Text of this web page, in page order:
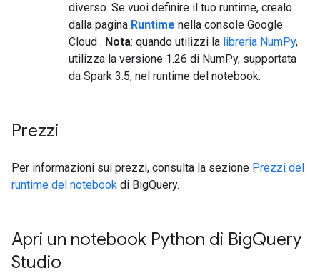
diverso. Se vuoi definire il tuo runtime, crealo
dalla pagina Runtime nella console Google
Cloud . Nota: quando utilizzi la libreria NumPy,
utilizza la versione 1.26 di NumPy, supportata
da Spark 3.5, nel runtime del notebook.
Prezzi
Per informazioni sui prezzi, consulta la sezione Prezzi del
runtime del notebook di BigQuery.
Apri un notebook Python di BigQuery
Studio